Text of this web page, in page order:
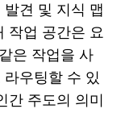
견 및 지식 맵
작업 공간은 요
은 작업을 사
우팅할 수 있
간 주도의 의미